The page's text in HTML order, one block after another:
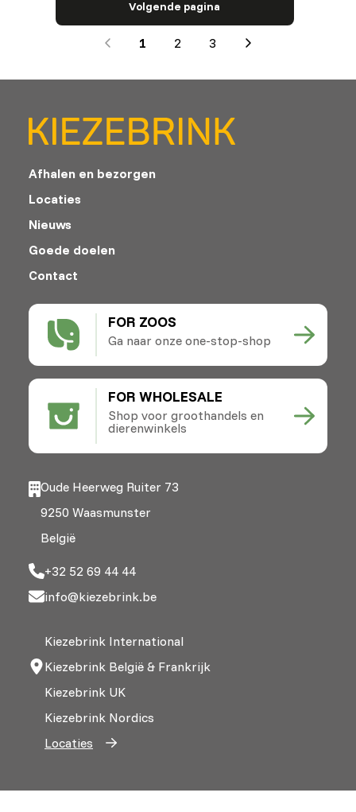
Volgende pagina
1 2 3
Next
FOR ZOOS
Ga naar onze one-stop-shop
FOR WHOLESALE
Shop voor groothandels en
dierenwinkels
Afhalen en bezorgen
Locaties
Nieuws
Goede doelen
Contact
Oude Heerweg Ruiter 73
9250 Waasmunster
België
+32 52 69 44 44
info@kiezebrink.be
Kiezebrink International
Kiezebrink België & Frankrijk
Kiezebrink UK
Kiezebrink Nordics
Locaties